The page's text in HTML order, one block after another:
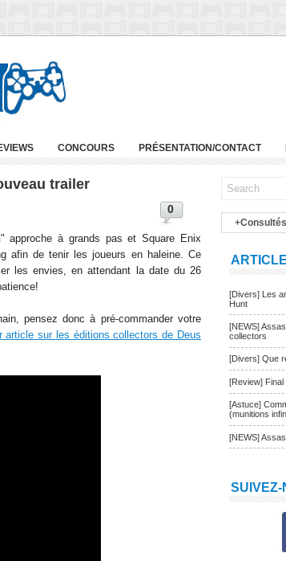
CONCOURS PRÉSENTATION/CONTACT
trailer
0
" approche à grands pas et Square Enix
afin de tenir les joueurs en haleine. Ce
les envies, en attendant la date du 26
pensez donc à pré-commander votre
article sur les éditions collectors de Deus
+Consultés
[Divers] Les
Hunt
[NEWS]
collectors
[Divers] Que
[Review]
[Astuce]
(munitions
[NEWS]
SUIVEZ-